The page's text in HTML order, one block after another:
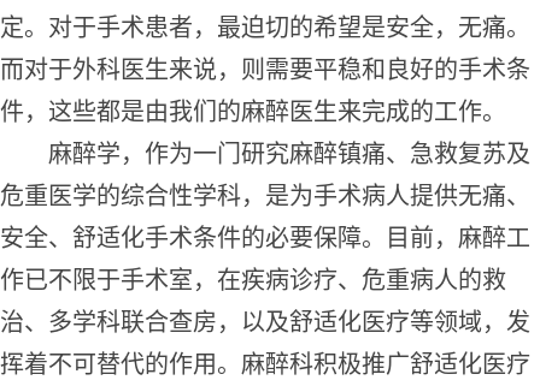
定。对于手术患者，最迫切的希望是安全，无痛。
而对于外科医生来说，则需要平稳和良好的手术条
件，这些都是由我们的麻醉医生来完成的工作。
麻醉学，作为一门研究麻醉镇痛、急救复苏及
危重医学的综合性学科，是为手术病人提供无痛、
安全、舒适化手术条件的必要保障。目前，麻醉工
作已不限于手术室，在疾病诊疗、危重病人的救
治、多学科联合查房，以及舒适化医疗等领域，发
挥着不可替代的作用。麻醉科积极推广舒适化医疗